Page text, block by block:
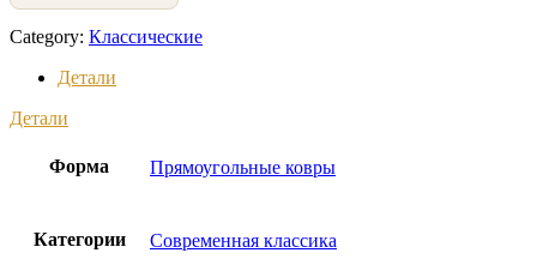
Category: Классические
Детали
Детали
Форма Прямоугольные ковры
Категории Современная классика